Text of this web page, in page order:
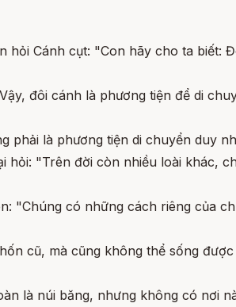
Cánh cụt: "Con hãy cho ta biết:
đôi cánh là phương tiện để di
phải là phương tiện di chuyển duy
hỏi: "Trên đời còn nhiều loài khác,
"Chúng có những cách riêng của
cũ, mà cũng không thể sống được
là núi băng, nhưng không có nơi